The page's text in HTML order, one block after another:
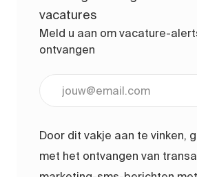
vacatures
Meld u aan om vacature-
ontvangen
Door dit vakje aan te vinken,
met het ontvangen van